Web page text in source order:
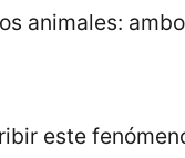
animales:
este